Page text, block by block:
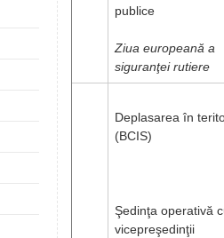
publice
Ziua europeană a
siguranţei rutiere
Deplasarea în
(BCIS)
Şedinţa operativă
vicepreşedinţii